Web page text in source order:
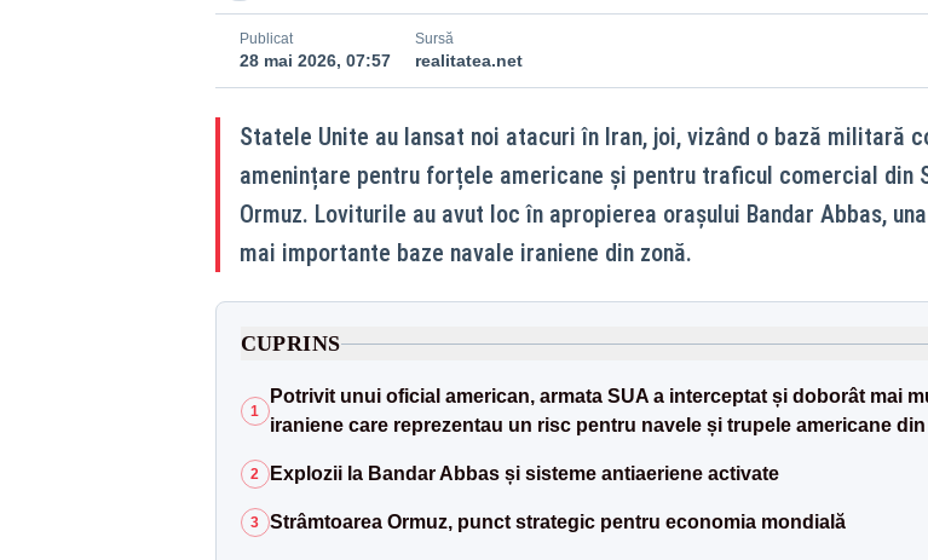
Publicat
28 mai 2026, 07:57
Sursă
realitatea.net
Statele Unite au lansat noi atacuri în Iran, joi, vizând o bază militară
amenințare pentru forțele americane și pentru traficul comercial din
Ormuz. Loviturile au avut loc în apropierea orașului Bandar Abbas,
mai importante baze navale iraniene din zonă.
CUPRINS
1
Potrivit unui oficial american, armata SUA a interceptat și doborât mai
iraniene care reprezentau un risc pentru navele și trupele americane
2 Explozii la Bandar Abbas și sisteme antiaeriene activate
3 Strâmtoarea Ormuz, punct strategic pentru economia mondială